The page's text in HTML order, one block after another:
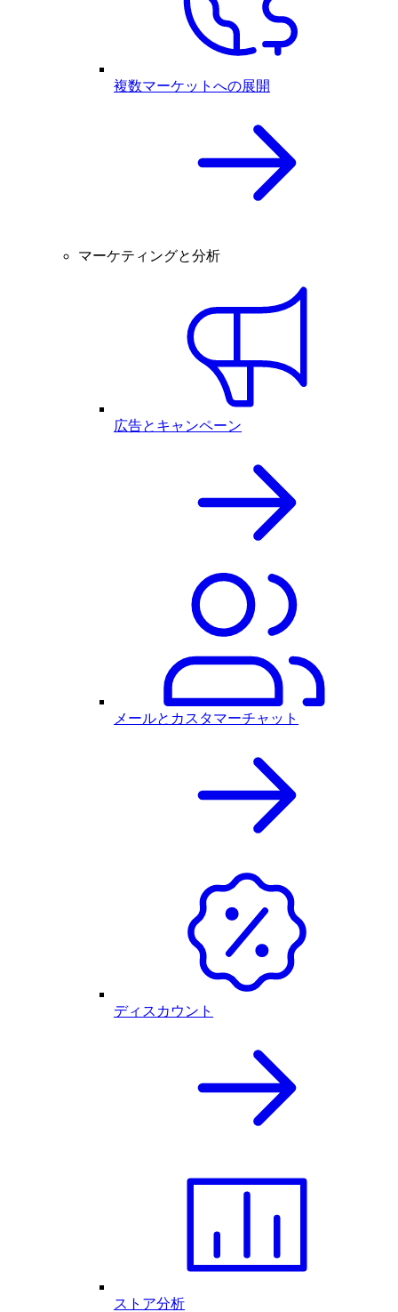
複数マーケットへの展開
マーケティングと分析
広告とキャンペーン
メールとカスタマーチャット
ディスカウント
ストア分析